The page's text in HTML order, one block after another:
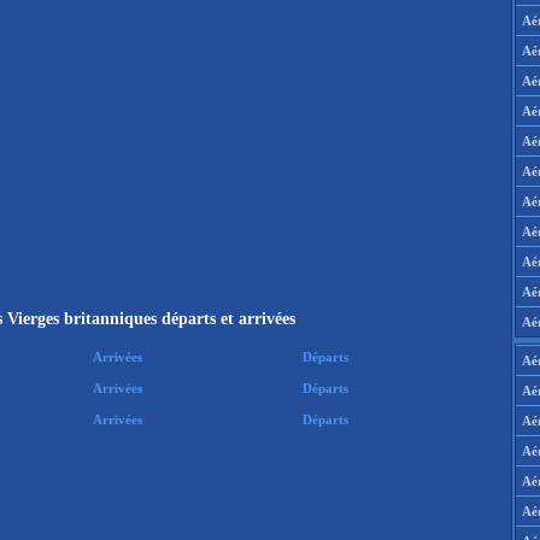
Vierges britanniques départs et arrivées
Arrivées Départs
Arrivées Départs
Arrivées Départs